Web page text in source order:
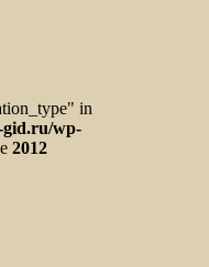
in
gid.ru/wp-
2012